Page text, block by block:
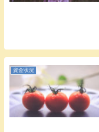
資金状況